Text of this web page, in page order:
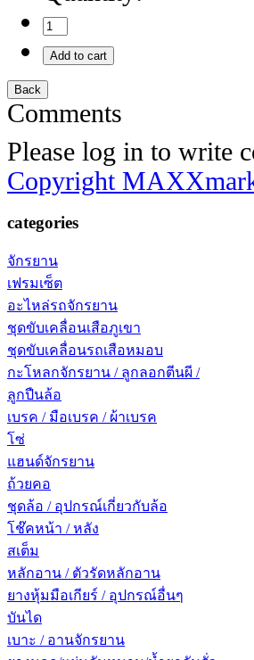
Comments
Please log in to write
Copyright
categories
จักรยาน
เฟรมเซ็ต
อะไหล่รถจักรยาน
ชุดขับเคลื่อนเสือภูเขา
ชุดขับเคลื่อนรถเสือหมอบ
กะโหลกจักรยาน / ลูกลอกตีนผี /
ลูกปืนล้อ
เบรค / มือเบรค / ผ้าเบรค
โซ่
แฮนด์จักรยาน
ถ้วยคอ
ชุดล้อ / อุปกรณ์เกี่ยวกับล้อ
โช๊คหน้า / หลัง
สเต็ม
หลักอาน / ตัวรัดหลักอาน
ยางหุ้มมือเกียร์ / อุปกรณ์อื่นๆ
บันได
เบาะ / อานจักรยาน